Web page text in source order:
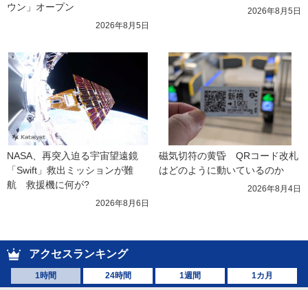
ウン」オープン
2026年8月5日
2026年8月5日
NASA、再突入迫る宇宙望遠鏡
「Swift」救出ミッションが難
航　救援機に何が?
2026年8月6日
磁気切符の黄昏　QRコード改札
はどのように動いているのか
2026年8月4日
アクセスランキング
1時間 24時間 1週間 1カ月